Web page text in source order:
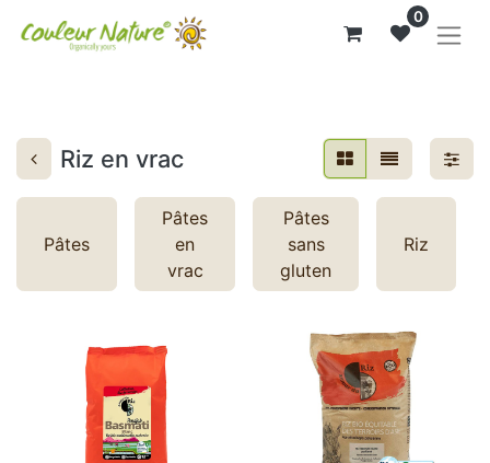
0
Riz en vrac
Pâtes
Pâtes
en
vrac
Pâtes
sans
gluten
Riz